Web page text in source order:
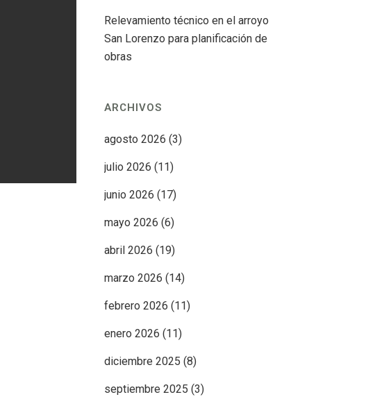
Relevamiento técnico en el arroyo
San Lorenzo para planificación de
obras
ARCHIVOS
agosto 2026 (3)
julio 2026 (11)
junio 2026 (17)
mayo 2026 (6)
abril 2026 (19)
marzo 2026 (14)
febrero 2026 (11)
enero 2026 (11)
diciembre 2025 (8)
septiembre 2025 (3)